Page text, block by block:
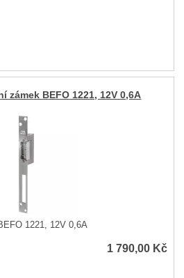
zámek BEFO 1221, 12V 0,6A
1221, 12V 0,6A
1 790,00 Kč